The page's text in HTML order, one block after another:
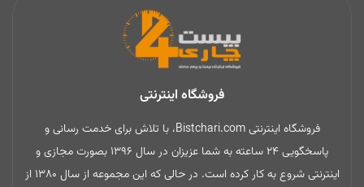
فروشگاه اینترنتی
فروشگاه اینترنتی Bistchari.com، با تلاش برای خدمت رسانی و
پاسخگویی 24 ساعته به شما عزیزان در سال 1396 بصورت مجازی و
اینترنتی شروع به کار کرده است. در حالی که این مجموعه از سال 1380 از